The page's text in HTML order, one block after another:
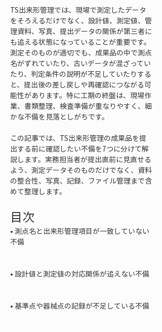
TS出来形管理では、現場で測定したデータ
をそろえるだけでなく、設計値、測定値、管
理資料、写真、提出データの関係が第三者に
も追える状態になっていることが重要です。
測定そのものが適切でも、成果品の中で測点
名がずれていたり、古いデータが混ざってい
たり、判定条件の説明が不足していたりする
と、提出後の差し戻しや再確認につながる可
能性があります。特に工期の終盤は、現場作
業、書類整理、検査準備が重なりやすく、細
かな不備を見落としがちです。
この記事では、TS出来形管理の成果品を提
出する前に確認したい不備を7つに分けて解
説します。実務担当者が提出直前に見直せる
よう、測定データそのものだけでなく、資料
の整合性、写真、記録、ファイル管理まで含
めて整理します。
目次
• 測点名と出来形管理項目が一致していない
不備
• 設計値と測定値の対応関係が追えない不備
• 基準点や器械点の記録が不足している不備